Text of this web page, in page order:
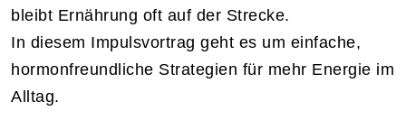
bleibt Ernährung oft auf der Strecke.
In diesem Impulsvortrag geht es um einfache,
hormonfreundliche Strategien für mehr Energie im
Alltag.